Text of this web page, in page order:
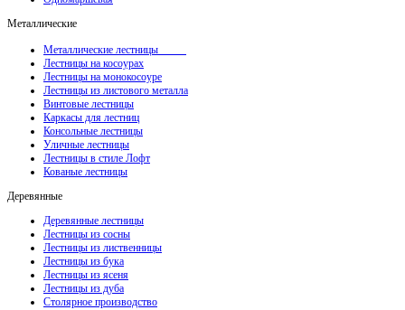
Металлические
Металлические лестницы
Лестницы на косоурах
Лестницы на монокосоуре
Лестницы из листового металла
Винтовые лестницы
Каркасы для лестниц
Консольные лестницы
Уличные лестницы
Лестницы в стиле Лофт
Кованые лестницы
Деревянные
Деревянные лестницы
Лестницы из сосны
Лестницы из лиственницы
Лестницы из бука
Лестницы из ясеня
Лестницы из дуба
Столярное производство